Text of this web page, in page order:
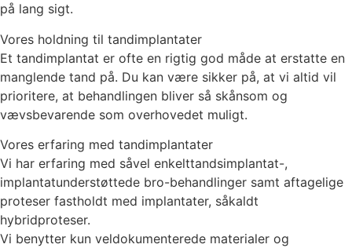
på lang sigt.
Vores holdning til tandimplantater
Et tandimplantat er ofte en rigtig god måde at erstatte en
manglende tand på. Du kan være sikker på, at vi altid vil
prioritere, at behandlingen bliver så skånsom og
vævsbevarende som overhovedet muligt.
Vores erfaring med tandimplantater
Vi har erfaring med såvel enkelttandsimplantat-,
implantatunderstøttede bro-behandlinger samt aftagelige
proteser fastholdt med implantater, såkaldt
hybridproteser.
Vi benytter kun veldokumenterede materialer og